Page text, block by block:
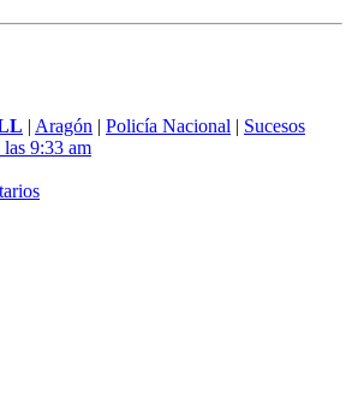
| Aragón | Policía Nacional | Sucesos
9:33 am